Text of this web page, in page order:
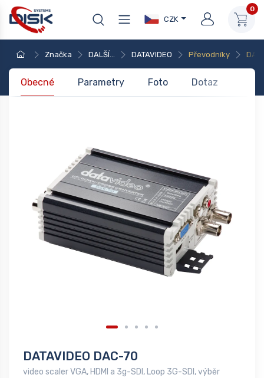
CZK
0
Značka DALŠÍ... DATAVIDEO Převodníky
Obecné Parametry Foto Dotaz
DATAVIDEO DAC-70
video scaler VGA, HDMI a 3g-SDI, Loop 3G-SDI, výběr